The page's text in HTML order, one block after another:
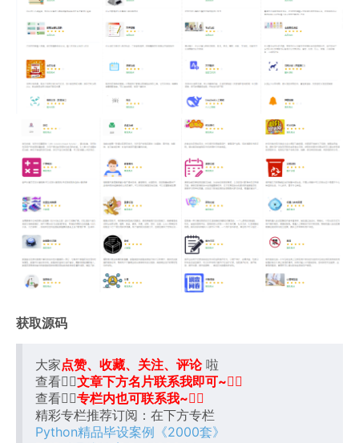
获取源码
大家点赞、收藏、关注、评论啦
查看👇🏻文章下方名片联系我即可~👇🏻
查看👇🏻专栏内也可联系我~👇🏻
精彩专栏推荐订阅：在下方专栏
Python精品毕设案例《2000套》